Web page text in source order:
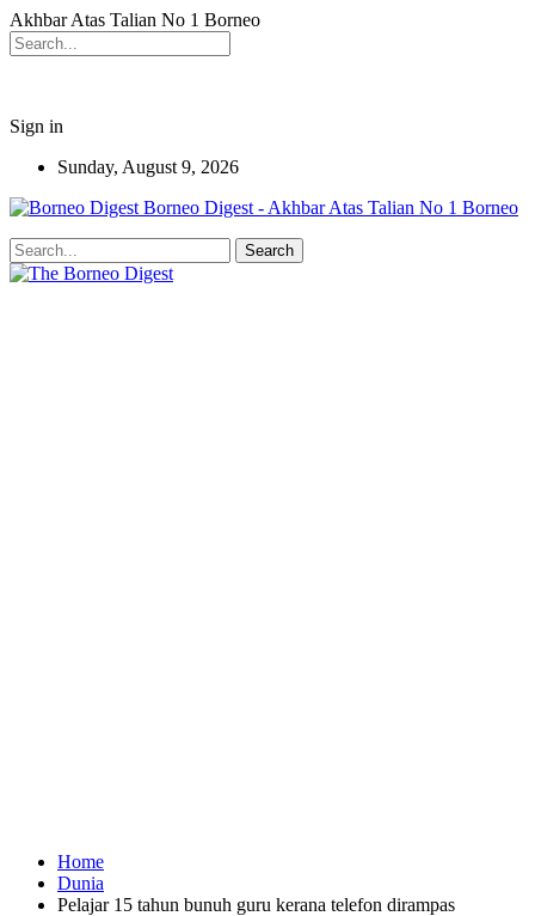
Akhbar Atas Talian No 1 Borneo
Sign in
Sunday, August 9, 2026
Borneo Digest - Akhbar Atas Talian No 1 Borneo
Home
Dunia
Pelajar 15 tahun bunuh guru kerana telefon dirampas